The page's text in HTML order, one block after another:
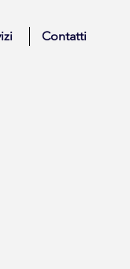
Contatti